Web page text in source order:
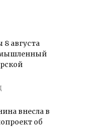
августа
внесла в
об